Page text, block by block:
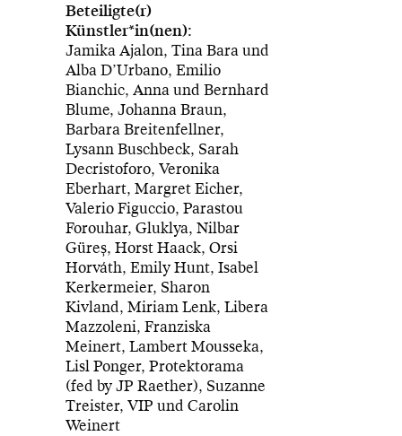
Beteiligte(r)
Künstler*in(nen):
Jamika Ajalon, Tina Bara und
Alba D’Urbano, Emilio
Bianchic, Anna und Bernhard
Blume, Johanna Braun,
Barbara Breitenfellner,
Lysann Buschbeck, Sarah
Decristoforo, Veronika
Eberhart, Margret Eicher,
Valerio Figuccio, Parastou
Forouhar, Gluklya, Nilbar
Güreş, Horst Haack, Orsi
Horváth, Emily Hunt, Isabel
Kerkermeier, Sharon
Kivland, Miriam Lenk, Libera
Mazzoleni, Franziska
Meinert, Lambert Mousseka,
Lisl Ponger, Protektorama
(fed by JP Raether), Suzanne
Treister, VIP und Carolin
Weinert